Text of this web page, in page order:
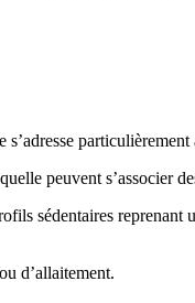
particulièrement
peuvent s’associer
sédentaires reprenant
d’allaitement.